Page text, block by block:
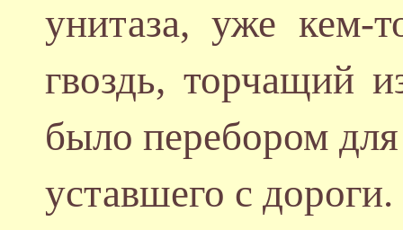
унитаза, уже кем-
гвоздь, торчащий
было перебором
уставшего с дороги.